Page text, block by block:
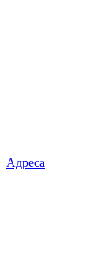
Адреса